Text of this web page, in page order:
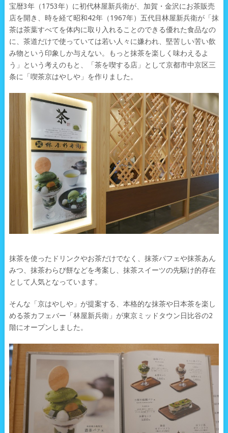
宝暦3年（1753年）に初代林屋新兵衛が、加賀・金沢にお茶販売
店を開き、時を経て昭和42年（1967年）五代目林屋新兵衛が「抹
茶は茶葉すべてを体内に取り入れることのできる優れた食品なの
に、茶道だけで使っていては若い人々に嫌われ、堅苦しい苦い飲
み物という印象しか与えない。もっと抹茶を楽しく味わえるよ
う」という考えのもと、「茶を喫する店」として京都市中京区三
条に「喫茶京はやしや」を作りました。
抹茶を使ったドリンクやお茶だけでなく、抹茶パフェや抹茶あん
みつ、抹茶わらび餅などを考案し、抹茶スイーツの先駆け的存在
として人気となっています。
そんな「京はやしや」が提案する、本格的な抹茶や日本茶を楽し
める茶カフェバー「林屋新兵衛」が東京ミッドタウン日比谷の2
階にオープンしました。